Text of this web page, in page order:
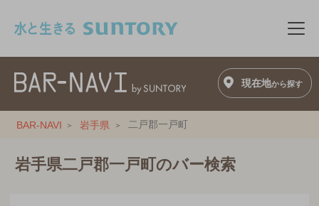
メ
現在地から探す
BAR-NAVI 岩手県 二戸郡一戸町
岩手県二戸郡一戸町のバー検索